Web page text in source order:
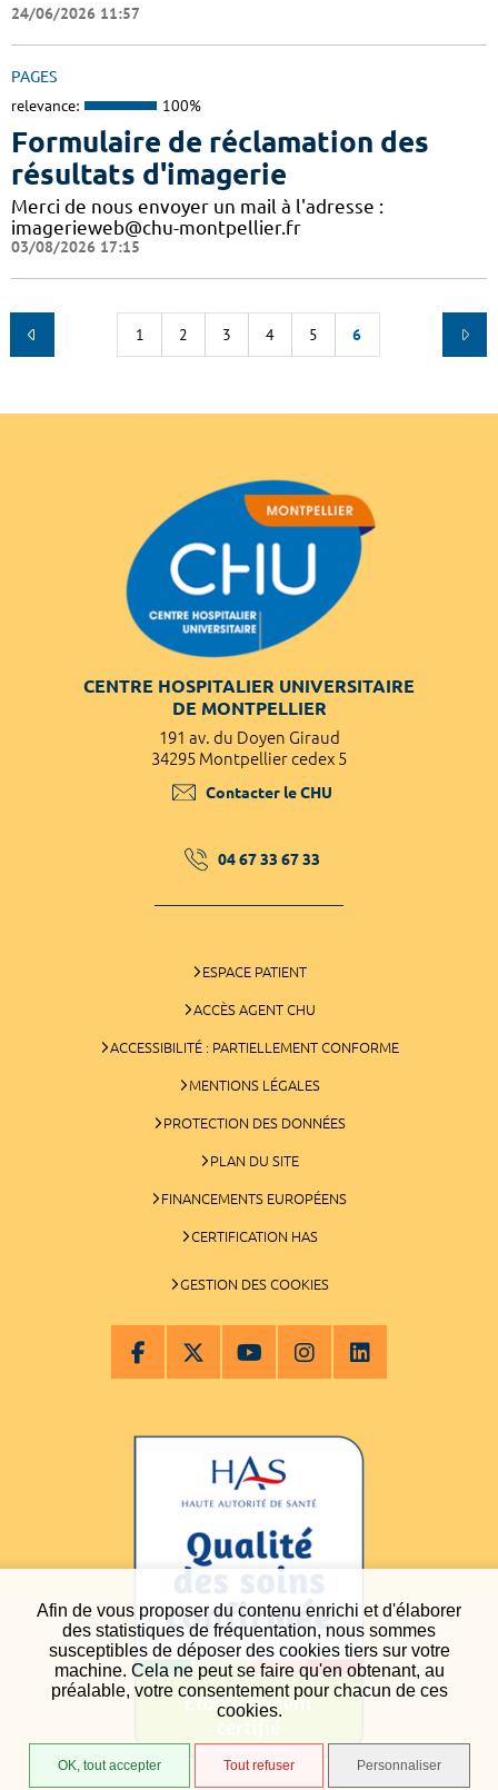
Afin de vous proposer du contenu enrichi et d'élaborer
des statistiques de fréquentation, nous sommes
susceptibles de déposer des cookies tiers sur votre
machine. Cela ne peut se faire qu'en obtenant, au
préalable, votre consentement pour chacun de ces
cookies.
OK, tout accepter Tout refuser Personnaliser
24/06/2026 11:57
PAGES
relevance: 100%
Formulaire de réclamation des
résultats d'imagerie
Merci de nous envoyer un mail à l'adresse :
imagerieweb@chu-montpellier.fr
03/08/2026 17:15
1 2 3 4 5 6
CENTRE HOSPITALIER UNIVERSITAIRE
DE MONTPELLIER
191 av. du Doyen Giraud
34295 Montpellier cedex 5
Contacter le CHU
04 67 33 67 33
ESPACE PATIENT
ACCÈS AGENT CHU
ACCESSIBILITÉ : PARTIELLEMENT CONFORME
MENTIONS LÉGALES
PROTECTION DES DONNÉES
PLAN DU SITE
FINANCEMENTS EUROPÉENS
CERTIFICATION HAS
GESTION DES COOKIES